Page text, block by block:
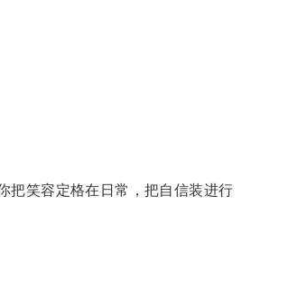
把笑容定格在日常，把自信装进行